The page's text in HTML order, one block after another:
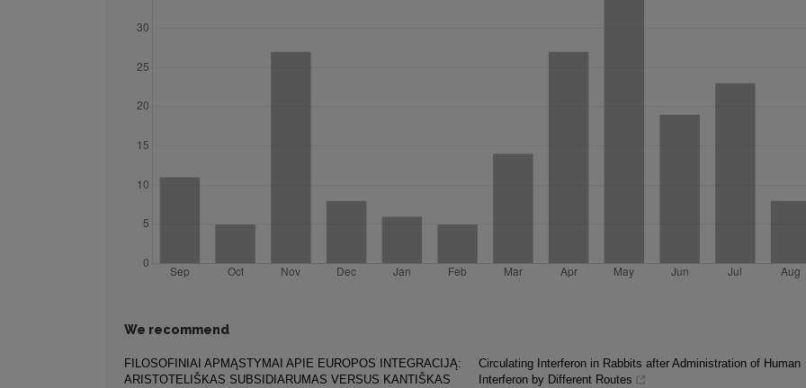
We recommend
FILOSOFINIAI APMĄSTYMAI APIE EUROPOS INTEGRACIJĄ:
ARISTOTELIŠKAS SUBSIDIARUMAS VERSUS KANTIŠKAS
Circulating Interferon in Rabbits after Administration of Human
Interferon by Different Routes